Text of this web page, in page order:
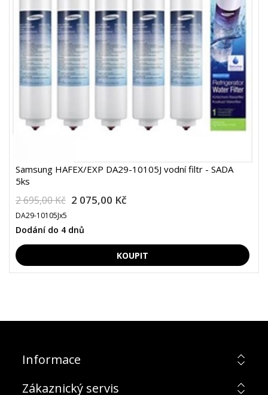
Samsung HAFEX/EXP DA29-10105J vodní filtr - SADA
5ks
2 695,00 Kč 2 075,00 Kč
DA29-10105Jx5
Dodání do 4 dnů
Informace
Zákaznický servis